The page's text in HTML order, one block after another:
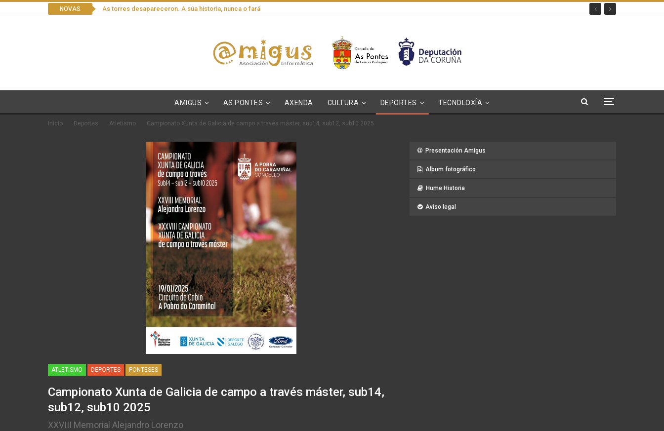
NOVAS As torres desapareceron. A súa historia, nunca o fará
AMIGUS AS PONTES AXENDA CULTURA DEPORTES TECNOLOXÍA
Inicio Deportes Atletismo Campionato Xunta de Galicia de campo a través máster, sub14, sub12, sub10 2025
ATLETISMO DEPORTES PONTESES
Campionato Xunta de Galicia de campo a través máster, sub14,
sub12, sub10 2025
XXVIII Memorial Alejandro Lorenzo
Presentación Amigus
Album fotográfico
Hume Historia
Aviso legal